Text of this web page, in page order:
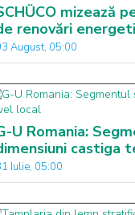
mizează
renovări
August, 05:00
U Romania:
castiga
Iulie, 05:00